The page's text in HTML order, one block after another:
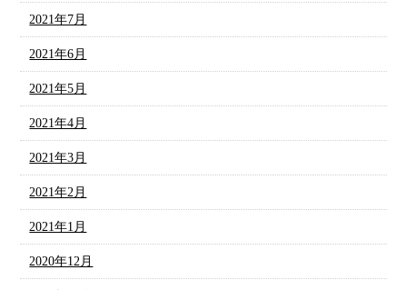
2021年7月
2021年6月
2021年5月
2021年4月
2021年3月
2021年2月
2021年1月
2020年12月